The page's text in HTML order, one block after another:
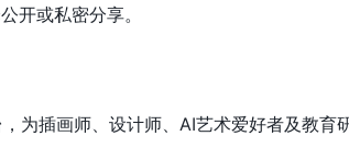
开或私密分享。
为插画师、设计师、AI艺术爱好者及教育